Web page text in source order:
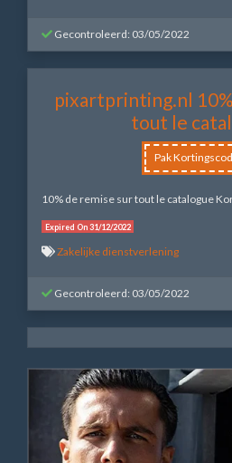
Gecontroleerd: 03/05/2022
pixartprinting.nl
tout le
Pak
10% de remise sur tout le catalogue
Expired On 31/12/2022
Zakelijke dienstverlening
Gecontroleerd: 03/05/2022